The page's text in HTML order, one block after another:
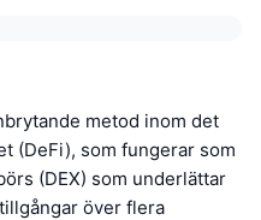
metod inom det
(DeFi), som fungerar som
(DEX) som underlättar
över flera